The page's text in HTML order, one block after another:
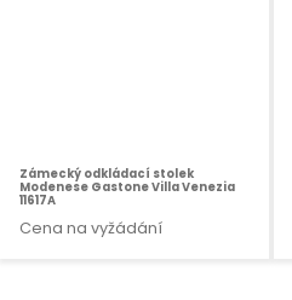
Zámecký odkládací stolek
Modenese Gastone Villa Venezia
11617A
Cena na vyžádání